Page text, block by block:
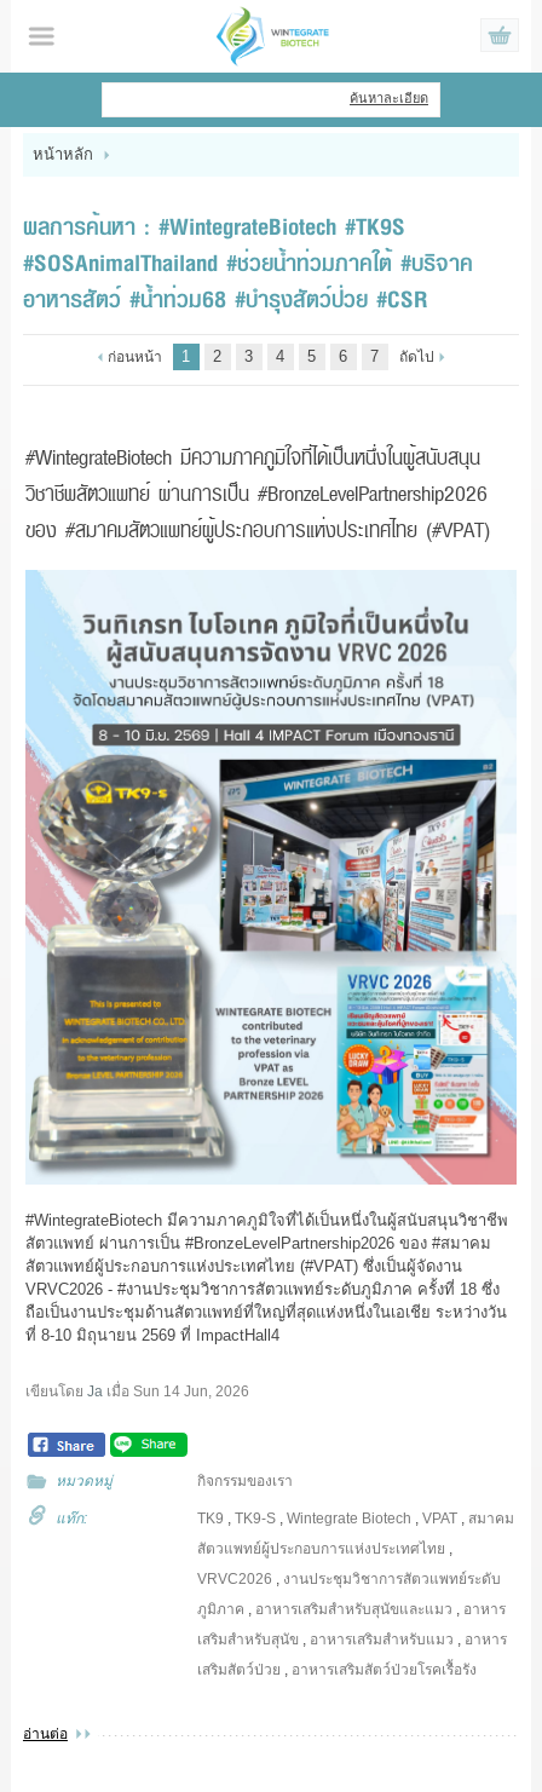
ไทย | English
หน้าหลัก
สินค้า
ค้นหาละเอียด
หน้าหลัก
ผลการค้นหา : #WintegrateBiotech #TK9S
#SOSAnimalThailand #ช่วยน้ำท่วมภาคใต้ #บริจาค
อาหารสัตว์ #น้ำท่วม68 #บำรุงสัตว์ป่วย #CSR
ก่อนหน้า 1 2 3 4 5 6 7 ถัดไป
#WintegrateBiotech มีความภาคภูมิใจที่ได้เป็นหนึ่งในผู้สนับสนุน
วิชาชีพสัตวแพทย์ ผ่านการเป็น #BronzeLevelPartnership2026
ของ #สมาคมสัตวแพทย์ผู้ประกอบการแห่งประเทศไทย (#VPAT)
#WintegrateBiotechมีความภาคภูมิใจที่ได้เป็นหนึ่งในผู้สนับสนุนวิชาชีพ
สัตวแพทย์ ผ่านการเป็น #BronzeLevelPartnership2026ของ #สมาคม
สัตวแพทย์ผู้ประกอบการแห่งประเทศไทย (#VPAT) ซึ่งเป็นผู้จัดงาน
VRVC2026 - #งานประชุมวิชาการสัตวแพทย์ระดับภูมิภาค ครั้งที่ 18 ซึ่ง
ถือเป็นงานประชุมด้านสัตวแพทย์ที่ใหญ่ที่สุดแห่งหนึ่งในเอเชีย ระหว่างวัน
ที่ 8-10 มิถุนายน 2569 ที่ ImpactHall4
เขียนโดย Ja เมื่อ Sun 14 Jun, 2026
หมวดหมู่ กิจกรรมของเรา
แท๊ก: TK9 ,TK9-S ,Wintegrate Biotech ,VPAT
สมาคม
สัตวแพทย์ผู้ประกอบการแห่งประเทศไทย
VRVC2026
งานประชุมวิชาการสัตวแพทย์ระดับ
ภูมิภาค
อาหารเสริมสำหรับสุนัขและแมว
อาหาร
เสริมสำหรับสุนัข
อาหารเสริมสำหรับแมว
อาหาร
เสริมสัตว์ป่วย
อาหารเสริมสัตว์ป่วยโรคเรื้อรัง
อ่านต่อ